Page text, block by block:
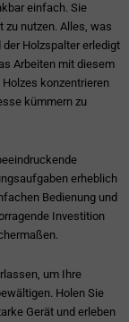
einfach. Sie
zu nutzen. Alles, was
Holzspalter erledigt
Arbeiten mit diesem
konzentrieren
kümmern zu
erheblich
Bedienung und
Investition
um Ihre
Holen Sie
Gerät und erleben